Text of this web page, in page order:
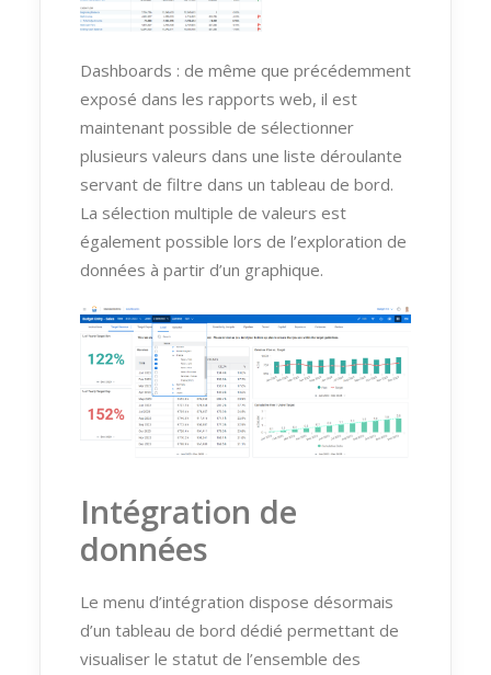
Dashboards : de même que précédemment
exposé dans les rapports web, il est
maintenant possible de sélectionner
plusieurs valeurs dans une liste déroulante
servant de filtre dans un tableau de bord.
La sélection multiple de valeurs est
également possible lors de l’exploration de
données à partir d’un graphique.
Intégration de
données
Le menu d’intégration dispose désormais
d’un tableau de bord dédié permettant de
visualiser le statut de l’ensemble des